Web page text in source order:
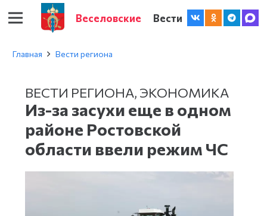
Веселовские Вести
Главная Вести региона
ВЕСТИ РЕГИОНА, ЭКОНОМИКА
Из-за засухи еще в одном
районе Ростовской
области ввели режим ЧС